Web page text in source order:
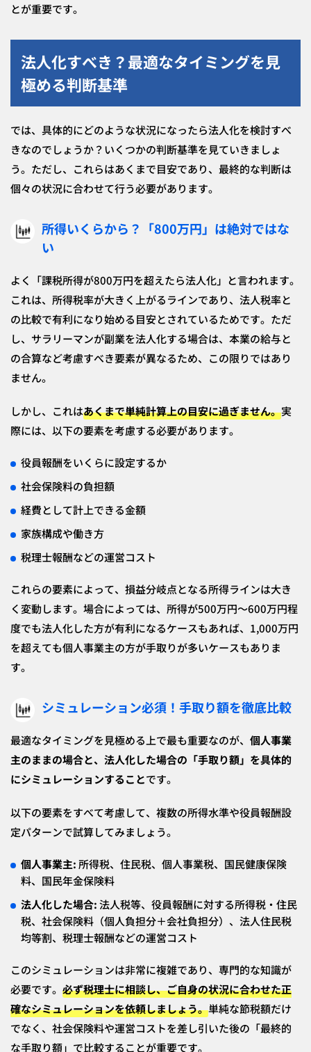
とが重要です。
法人化すべき？最適なタイミングを見
極める判断基準
では、具体的にどのような状況になったら法人化を検討すべ
きなのでしょうか？いくつかの判断基準を見ていきましょ
う。ただし、これらはあくまで目安であり、最終的な判断は
個々の状況に合わせて行う必要があります。
所得いくらから？「800万円」は絶対ではな
い
よく「課税所得が800万円を超えたら法人化」と言われます。
これは、所得税率が大きく上がるラインであり、法人税率と
の比較で有利になり始める目安とされているためです。ただ
し、サラリーマンが副業を法人化する場合は、本業の給与と
の合算など考慮すべき要素が異なるため、この限りではあり
ません。
しかし、これはあくまで単純計算上の目安に過ぎません。実
際には、以下の要素を考慮する必要があります。
役員報酬をいくらに設定するか
社会保険料の負担額
経費として計上できる金額
家族構成や働き方
税理士報酬などの運営コスト
これらの要素によって、損益分岐点となる所得ラインは大き
く変動します。場合によっては、所得が500万円～600万円程
度でも法人化した方が有利になるケースもあれば、1,000万円
を超えても個人事業主の方が手取りが多いケースもありま
す。
シミュレーション必須！手取り額を徹底比較
最適なタイミングを見極める上で最も重要なのが、 個人事業
主のままの場合と、法人化した場合の「手取り額」を具体的
にシミュレーションすることです。
以下の要素をすべて考慮して、複数の所得水準や役員報酬設
定パターンで試算してみましょう。
個人事業主:所得税、住民税、個人事業税、国民健康保険
料、国民年金保険料
法人化した場合:法人税等、役員報酬に対する所得税・住民
税、社会保険料（個人負担分＋会社負担分）、法人住民税
均等割、税理士報酬などの運営コスト
このシミュレーションは非常に複雑であり、専門的な知識が
必要です。 必ず税理士に相談し、ご自身の状況に合わせた正
確なシミュレーションを依頼しましょう。単純な節税額だけ
でなく、社会保険料や運営コストを差し引いた後の「最終的
な手取り額」で比較することが重要です。